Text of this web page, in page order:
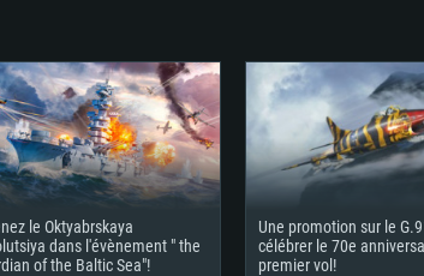
le Oktyabrskaya
dans l'évènement " the
of the Baltic Sea"!
Une promotion sur le
célébrer le 70e
premier vol!